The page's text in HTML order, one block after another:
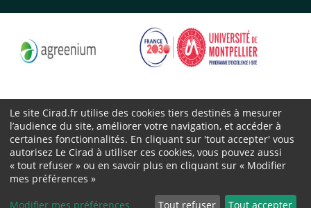
Cirad 2026 ©
Mentions légales
Protection des données personnelles
Le site Cirad.fr utilise des cookies tiers destinés à mesurer
l’audience du site, améliorer votre navigation, et accéder à
certaines fonctionnalités. En cliquant sur 'tout accepter' vous
autorisez Le Cirad à utiliser ces cookies, vous pouvez aussi
« tout refuser » ou en savoir plus en cliquant sur « Modifier
mes préférences »
Modifier mes préférences Tout refuser Tout accepter